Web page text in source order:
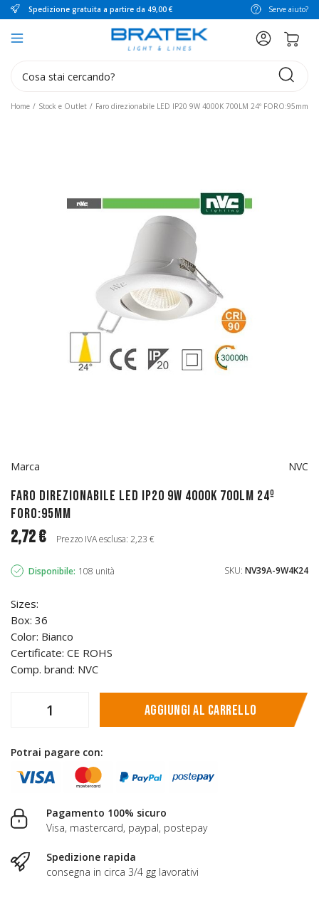
Spedizione gratuita a partire da 49,00 € Serve aiuto?
search
Home Stock e Outlet Faro direzionabile LED IP20 9W 4000K 700LM 24º FORO:95mm
Marca NVC
Faro direzionabile LED IP20 9W 4000K 700LM 24º
FORO:95mm
2,72 € Prezzo IVA esclusa: 2,23 €
Disponibile: 108 unità SKU: NV39A-9W4K24
Sizes:
Box: 36
Color: Bianco
Certificate: CE ROHS
Comp. brand: NVC
Aggiungi al carrello
Potrai pagare con:
Pagamento 100% sicuro
Visa, mastercard, paypal, postepay
Spedizione rapida
consegna in circa 3/4 gg lavorativi